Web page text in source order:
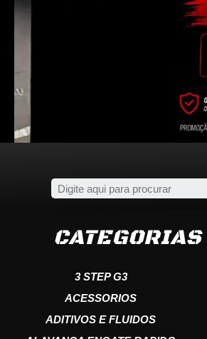
CATEGORIAS
3 STEP G3
ACESSORIOS
ADITIVOS E FLUIDOS